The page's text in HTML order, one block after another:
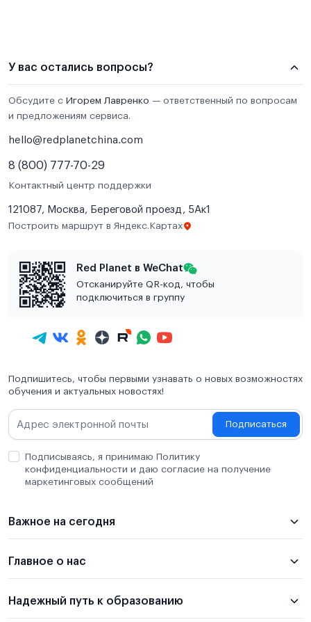
У вас остались вопросы?
Обсудите с Игорем Лавренко — ответственный по вопросам
и предложениям сервиса.
hello@redplanetchina.com
8 (800) 777-70-29
Контактный центр поддержки
121087, Москва, Береговой проезд, 5Ак1
Построить маршрут в Яндекс.Картах
Red Planet в WeChat
Отсканируйте QR-код, чтобы
подключиться в группу
Подпишитесь, чтобы первыми узнавать о новых возможностях
обучения и актуальных новостях!
Подписаться
Подписываясь, я принимаю Политику
конфиденциальности и даю согласие на получение
маркетинговых сообщений
Важное на сегодня
Главное о нас
Надежный путь к образованию